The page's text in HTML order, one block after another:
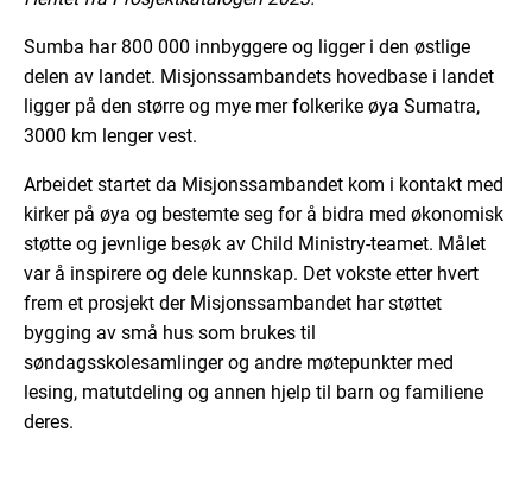
Sumba har 800 000 innbyggere og ligger i den østlige
delen av landet. Misjonssambandets hovedbase i landet
ligger på den større og mye mer folkerike øya Sumatra,
3000 km lenger vest.
Arbeidet startet da Misjonssambandet kom i kontakt med
kirker på øya og bestemte seg for å bidra med økonomisk
støtte og jevnlige besøk av Child Ministry-teamet. Målet
var å inspirere og dele kunnskap. Det vokste etter hvert
frem et prosjekt der Misjonssambandet har støttet
bygging av små hus som brukes til
søndagsskolesamlinger og andre møtepunkter med
lesing, matutdeling og annen hjelp til barn og familiene
deres.